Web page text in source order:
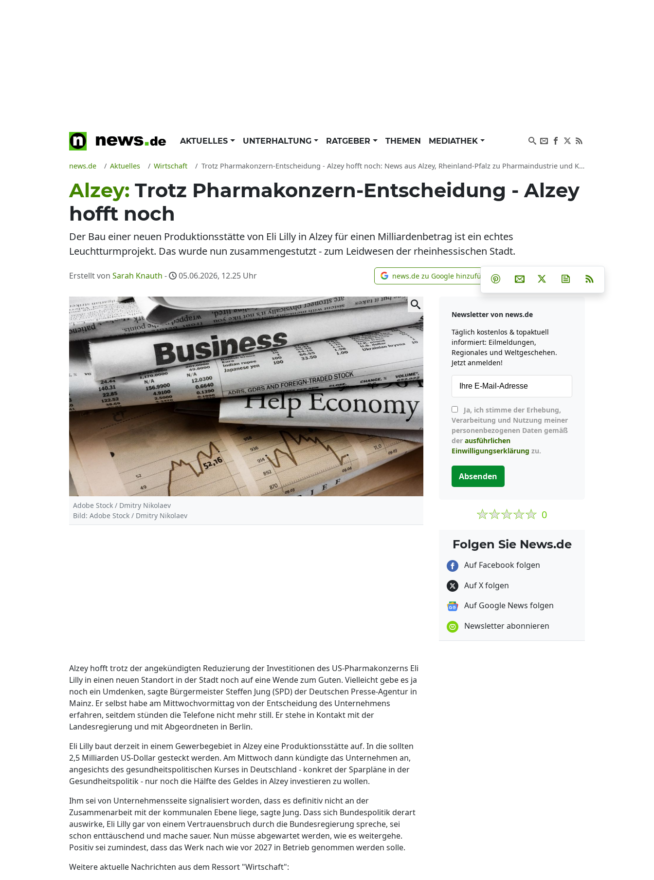
AKTUELLES UNTERHALTUNG RATGEBER THEMEN MEDIATHEK
news.de Aktuelles Wirtschaft Trotz Pharmakonzern-Entscheidung - Alzey hofft noch: News aus Alzey, Rheinland-Pfalz zu Pharmaindustrie und Kommune (dpa-RPSL)
Alzey: Trotz Pharmakonzern-Entscheidung - Alzey
hofft noch
Der Bau einer neuen Produktionsstätte von Eli Lilly in Alzey für einen Milliardenbetrag ist ein echtes
Leuchtturmprojekt. Das wurde nun zusammengestutzt - zum Leidwesen der rheinhessischen Stadt.
Erstellt von Sarah Knauth - 05.06.2026, 12.25 Uhr news.de zu Google hinzufügen
news.de zu Google hinzufügen Teilen auf Facebook
Teilen auf Whatsapp
Teilen auf Telegram
Teilen auf Pinterest
Per E-Mail teilen
Post auf XNewsletter
Adobe Stock / Dmitry Nikolaev
Bild: Adobe Stock / Dmitry Nikolaev
Alzey hofft trotz der angekündigten Reduzierung der Investitionen des US-Pharmakonzerns Eli
Lilly in einen neuen Standort in der Stadt noch auf eine Wende zum Guten. Vielleicht gebe es ja
noch ein Umdenken, sagte Bürgermeister Steffen Jung (SPD) der Deutschen Presse-Agentur in
Mainz. Er selbst habe am Mittwochvormittag von der Entscheidung des Unternehmens
erfahren, seitdem stünden die Telefone nicht mehr still. Er stehe in Kontakt mit der
Landesregierung und mit Abgeordneten in Berlin.
Eli Lilly baut derzeit in einem Gewerbegebiet in Alzey eine Produktionsstätte auf. In die sollten
2,5 Milliarden US-Dollar gesteckt werden. Am Mittwoch dann kündigte das Unternehmen an,
angesichts des gesundheitspolitischen Kurses in Deutschland - konkret der Sparpläne in der
Gesundheitspolitik - nur noch die Hälfte des Geldes in Alzey investieren zu wollen.
Ihm sei von Unternehmensseite signalisiert worden, dass es definitiv nicht an der
Zusammenarbeit mit der kommunalen Ebene liege, sagte Jung. Dass sich Bundespolitik derart
auswirke, Eli Lilly gar von einem Vertrauensbruch durch die Bundesregierung spreche, sei
schon enttäuschend und mache sauer. Nun müsse abgewartet werden, wie es weitergehe.
Positiv sei zumindest, dass das Werk nach wie vor 2027 in Betrieb genommen werden solle.
Weitere aktuelle Nachrichten aus dem Ressort "Wirtschaft":
Newsletter von news.de
Täglich kostenlos & topaktuell
informiert: Eilmeldungen,
Regionales und Weltgeschehen.
Jetzt anmelden!
Verarbeitung und Nutzung meiner
personenbezogenen Daten gemäß
der ausführlichen
Einwilligungserklärung zu.
Absenden
0
Folgen Sie News.de
Auf Facebook folgen
Auf X folgen
Auf Google News folgen
Newsletter abonnieren